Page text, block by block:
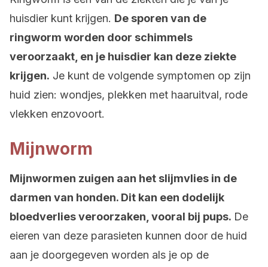
huisdier kunt krijgen. De sporen van de
ringworm worden door schimmels
veroorzaakt, en je huisdier kan deze ziekte
krijgen. Je kunt de volgende symptomen op zijn
huid zien: wondjes, plekken met haaruitval, rode
vlekken enzovoort.
Mijnworm
Mijnwormen zuigen aan het slijmvlies in de
darmen van honden. Dit kan een dodelijk
bloedverlies veroorzaken, vooral bij pups. De
eieren van deze parasieten kunnen door de huid
aan je doorgegeven worden als je op de